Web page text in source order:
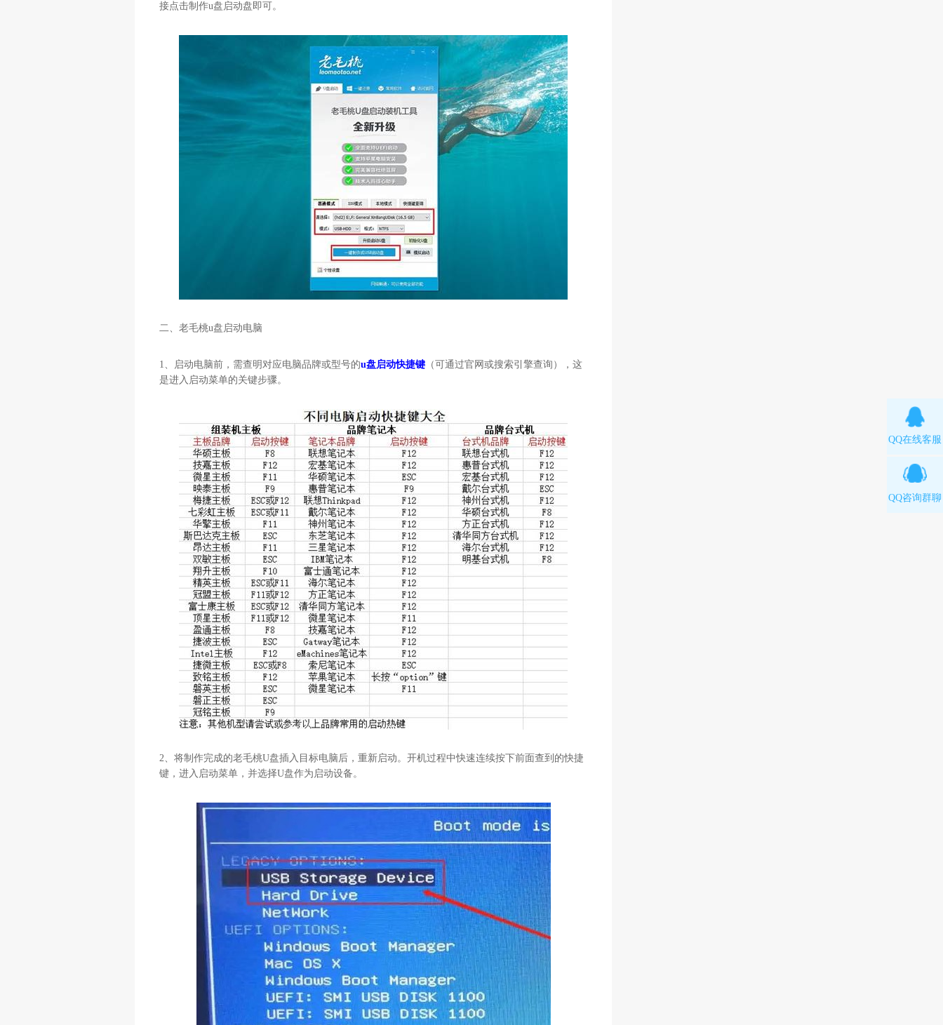
接点击制作u盘启动盘即可。
二、老毛桃u盘启动电脑
1、启动电脑前，需查明对应电脑品牌或型号的u盘启动快捷键 （可通过官网或搜索引擎查询），这
是进入启动菜单的关键步骤。
2、将制作完成的老毛桃U盘插入目标电脑后，重新启动。开机过程中快速连续按下前面查到的快捷
键，进入启动菜单，并选择U盘作为启动设备。
QQ在线客服
QQ咨询群聊